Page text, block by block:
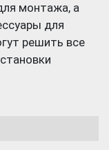
монтажа, а
для
решить все